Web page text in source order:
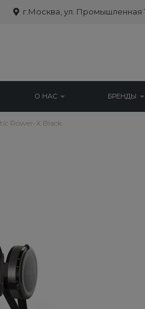
г.Москва, ул. Промышленная
О НАС БРЕНДЫ
Rower-X Black